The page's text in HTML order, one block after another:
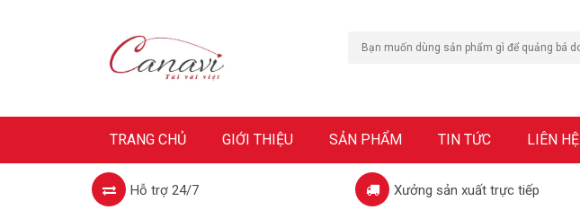
TRANG CHỦ GIỚI THIỆU SẢN PHẨM TIN TỨC LIÊN HỆ
Hỗ trợ 24/7 Xưởng sản xuất trực tiếp